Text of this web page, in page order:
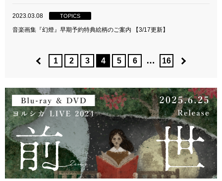
2023.03.08 TOPICS
音楽画集『幻燈』早期予約特典絵柄のご案内 【3/17更新】
1 2 3 4 5 6 … 16